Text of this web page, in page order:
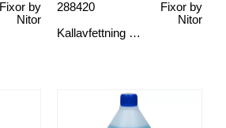
Fixor by
Nitor
Kallavfettning spray
Fixor by
Nitor
288420